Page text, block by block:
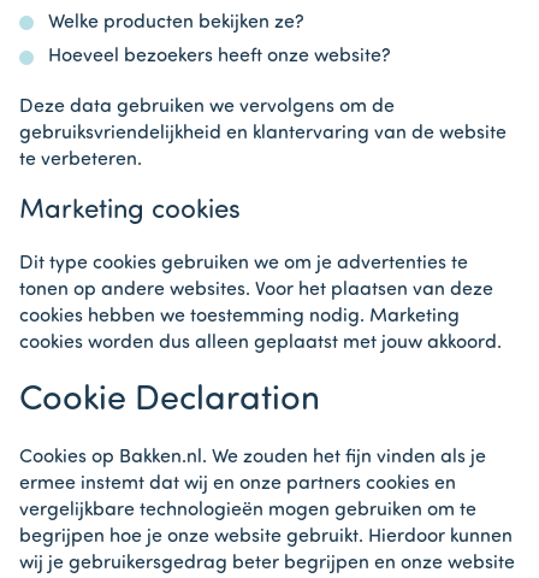
Welke producten bekijken ze?
Hoeveel bezoekers heeft onze website?
Deze data gebruiken we vervolgens om de
gebruiksvriendelijkheid en klantervaring van de website
te verbeteren.
Marketing cookies
Dit type cookies gebruiken we om je advertenties te
tonen op andere websites. Voor het plaatsen van deze
cookies hebben we toestemming nodig. Marketing
cookies worden dus alleen geplaatst met jouw akkoord.
Cookie Declaration
Cookies op Bakken.nl. We zouden het fijn vinden als je
ermee instemt dat wij en onze partners cookies en
vergelijkbare technologieën mogen gebruiken om te
begrijpen hoe je onze website gebruikt. Hierdoor kunnen
wij je gebruikersgedrag beter begrijpen en onze website